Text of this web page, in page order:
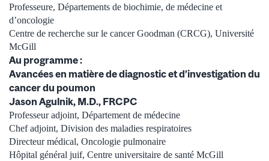
Professeure, Départements de biochimie, de médecine et
d’oncologie
Centre de recherche sur le cancer Goodman (CRCG), Université
McGill
Au programme :
Avancées en matière de diagnostic et d’investigation du
cancer du poumon
Jason Agulnik, M.D., FRCPC
Professeur adjoint, Département de médecine
Chef adjoint, Division des maladies respiratoires
Directeur médical, Oncologie pulmonaire
Hôpital général juif, Centre universitaire de santé McGill